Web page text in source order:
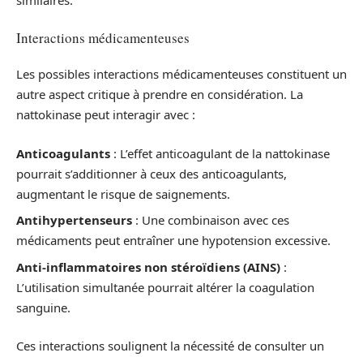
Interactions médicamenteuses
Les possibles interactions médicamenteuses constituent un
autre aspect critique à prendre en considération. La
nattokinase peut interagir avec :
Anticoagulants : L’effet anticoagulant de la nattokinase
pourrait s’additionner à ceux des anticoagulants,
augmentant le risque de saignements.
Antihypertenseurs : Une combinaison avec ces
médicaments peut entraîner une hypotension excessive.
Anti-inflammatoires non stéroïdiens (AINS) :
L’utilisation simultanée pourrait altérer la coagulation
sanguine.
Ces interactions soulignent la nécessité de consulter un